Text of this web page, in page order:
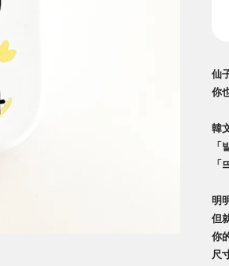
仙
你
韓
明
但
你
尺